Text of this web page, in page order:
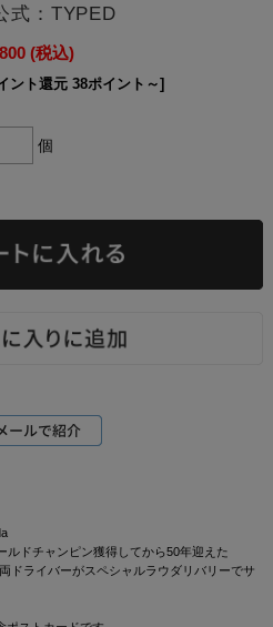
式：TYPED
(税込)
ント還元 38ポイント～]
個
ルドチャンピン獲得してから50年迎えた
ドライバーがスペシャルラウダリバリーでサ